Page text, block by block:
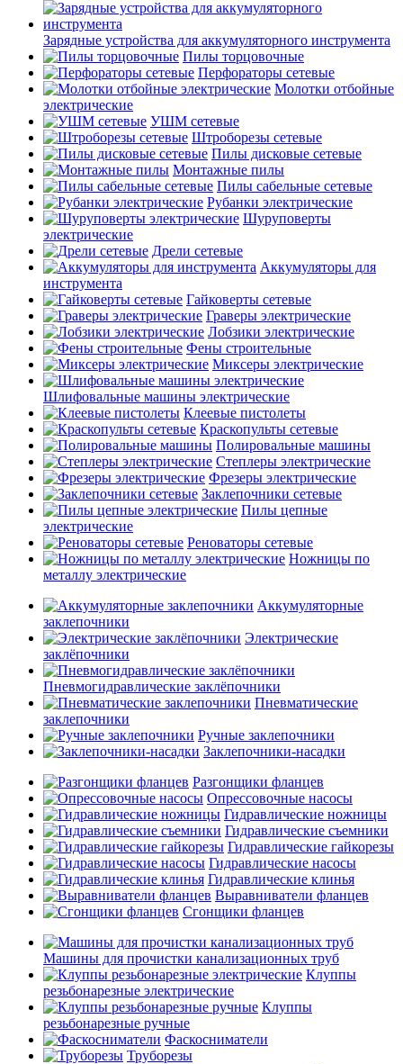
Зарядные устройства для аккумуляторного инструмента
Пилы торцовочные
Перфораторы сетевые
Молотки отбойные
электрические
УШМ сетевые
Штроборезы сетевые
Пилы дисковые сетевые
Монтажные пилы
Пилы сабельные сетевые
Рубанки электрические
Шуруповерты
электрические
Дрели сетевые
Аккумуляторы для
инструмента
Гайковерты сетевые
Граверы электрические
Лобзики электрические
Фены строительные
Миксеры электрические
Шлифовальные машины электрические
Клеевые пистолеты
Краскопульты сетевые
Полировальные машины
Степлеры электрические
Фрезеры электрические
Заклепочники сетевые
Пилы цепные
электрические
Реноваторы сетевые
Ножницы по
металлу электрические
Аккумуляторные
заклепочники
Электрические
заклёпочники
Пневмогидравлические заклёпочники
Пневматические
заклепочники
Ручные заклепочники
Заклепочники-насадки
Разгонщики фланцев
Опрессовочные насосы
Гидравлические ножницы
Гидравлические съемники
Гидравлические гайкорезы
Гидравлические насосы
Гидравлические клинья
Выравниватели фланцев
Сгонщики фланцев
Машины для прочистки канализационных труб
Клуппы
резьбонарезные электрические
Клуппы
резьбонарезные ручные
Фаскосниматели
Труборезы